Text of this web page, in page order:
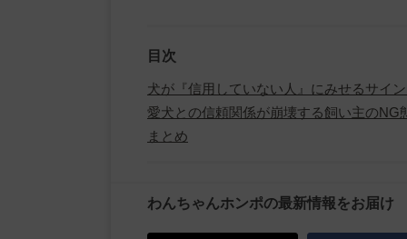
目次
犬が『信用していない人』にみせるサイ
愛犬との信頼関係が崩壊する飼い主のNG
まとめ
わんちゃんホンポの最新情報をお届け